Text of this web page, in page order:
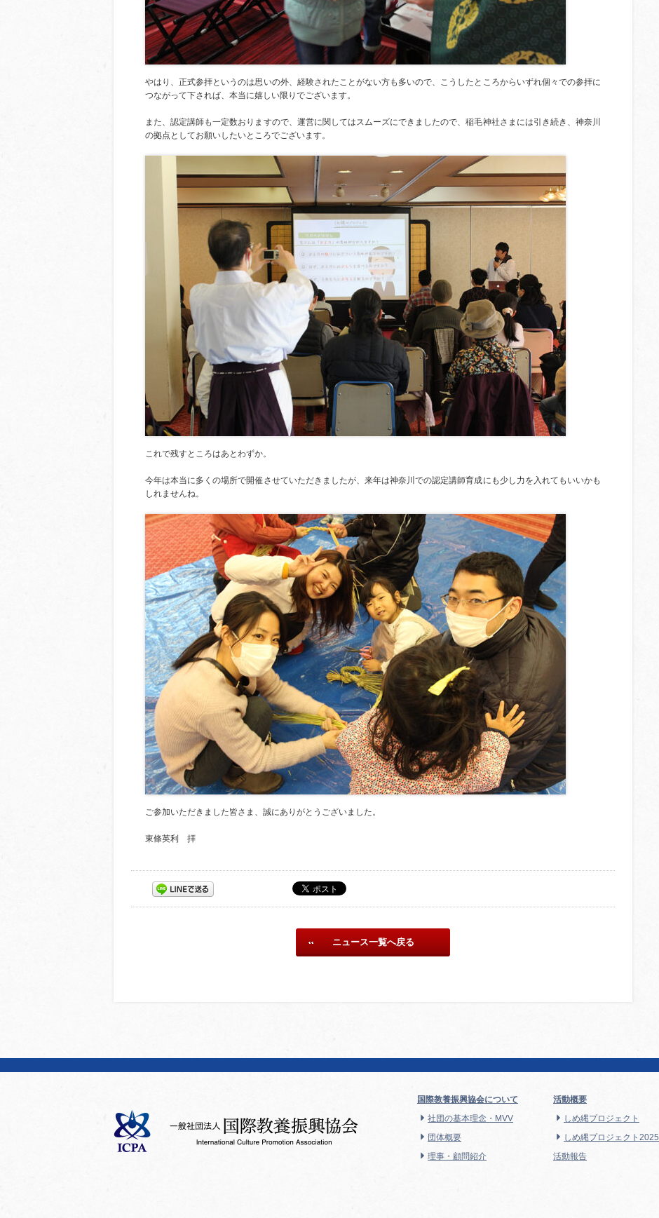
やはり、正式参拝というのは思いの外、経験されたことがない方も多いので、こうしたところからいずれ個々での参拝に
つながって下されば、本当に嬉しい限りでございます。
また、認定講師も一定数おりますので、運営に関してはスムーズにできましたので、稲毛神社さまには引き続き、神奈川
の拠点としてお願いしたいところでございます。
これで残すところはあとわずか。
今年は本当に多くの場所で開催させていただきましたが、来年は神奈川での認定講師育成にも少し力を入れてもいいかも
しれませんね。
ご参加いただきました皆さま、誠にありがとうございました。
東條英利 拝
ニュース一覧へ戻る
国際教養振興協会について
社団の基本理念・MVV
団体概要
理事・顧問紹介
活動概要
しめ縄プロジェクト
しめ縄プロジェクト2025
活動報告